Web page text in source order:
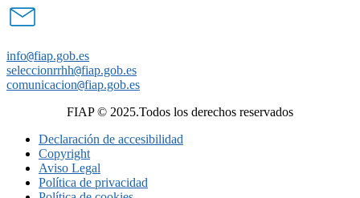
info@fiap.gob.es
seleccionrrhh@fiap.gob.es
comunicacion@fiap.gob.es
FIAP © 2025.Todos los derechos reservados
Declaración de accesibilidad
Copyright
Aviso Legal
Política de privacidad